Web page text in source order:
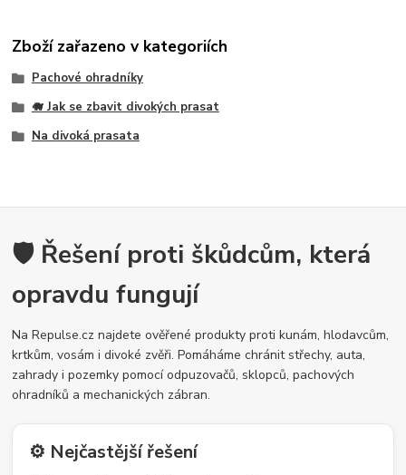
Zboží zařazeno v kategoriích
Pachové ohradníky
🐗 Jak se zbavit divokých prasat
Na divoká prasata
🛡️ Řešení proti škůdcům, která
opravdu fungují
Na Repulse.cz najdete ověřené produkty proti kunám, hlodavcům,
krtkům, vosám i divoké zvěři. Pomáháme chránit střechy, auta,
zahrady i pozemky pomocí odpuzovačů, sklopců, pachových
ohradníků a mechanických zábran.
⚙️ Nejčastější řešení